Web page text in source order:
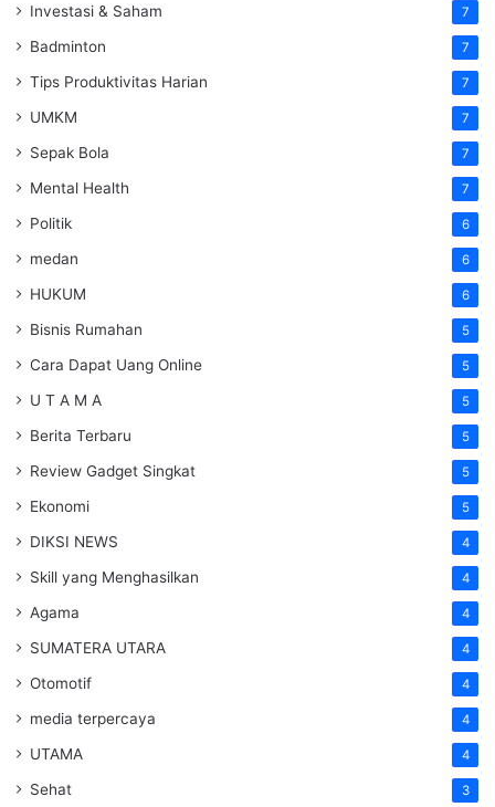
Investasi & Saham 7
Badminton 7
Tips Produktivitas Harian 7
UMKM 7
Sepak Bola 7
Mental Health 7
Politik 6
medan 6
HUKUM 6
Bisnis Rumahan 5
Cara Dapat Uang Online 5
U T A M A 5
Berita Terbaru 5
Review Gadget Singkat 5
Ekonomi 5
DIKSI NEWS 4
Skill yang Menghasilkan 4
Agama 4
SUMATERA UTARA 4
Otomotif 4
media terpercaya 4
UTAMA 4
Sehat 3